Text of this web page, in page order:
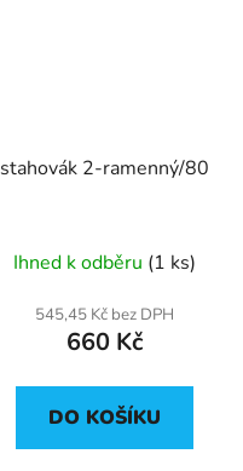
stahovák 2-ramenný/80
Ihned k odběru (1 ks)
545,45 Kč bez DPH
660 Kč
DO KOŠÍKU